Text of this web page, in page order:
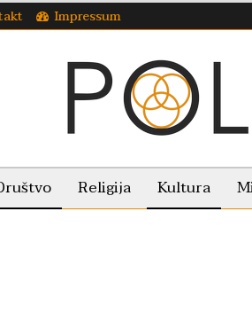
Impressum
Religija Kultura